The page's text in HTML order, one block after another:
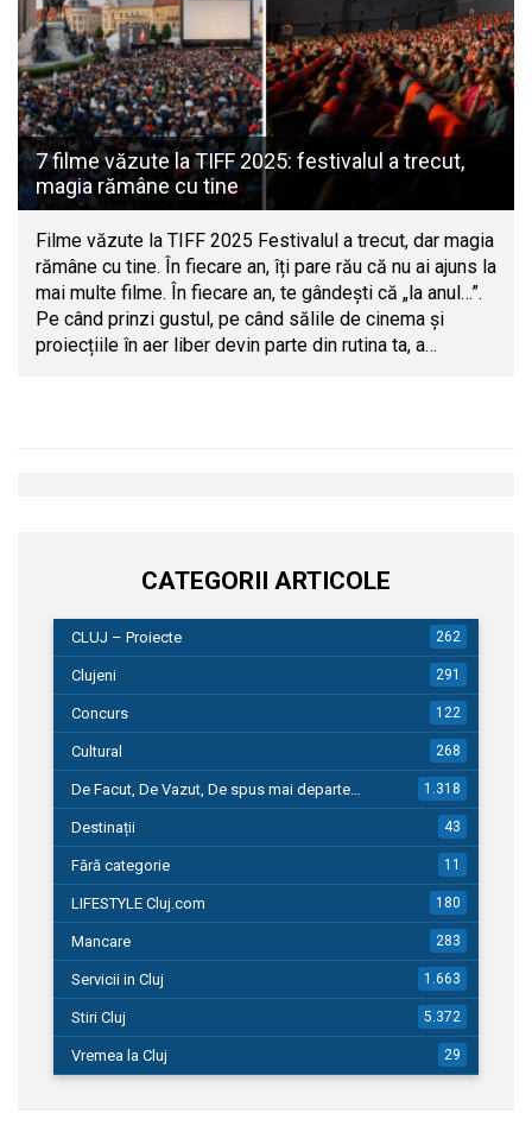
7 filme văzute la TIFF 2025: festivalul a trecut,
magia rămâne cu tine
Filme văzute la TIFF 2025 Festivalul a trecut, dar magia
rămâne cu tine. În fiecare an, îți pare rău că nu ai ajuns la
mai multe filme. În fiecare an, te gândești că „la anul…”.
Pe când prinzi gustul, pe când sălile de cinema și
proiecțiile în aer liber devin parte din rutina ta, a…
CATEGORII ARTICOLE
CLUJ – Proiecte 262
Clujeni 291
Concurs 122
Cultural 268
De Facut, De Vazut, De spus mai departe… 1.318
Destinații 43
Fără categorie 11
LIFESTYLE Cluj.com 180
Mancare 283
Servicii in Cluj 1.663
Stiri Cluj 5.372
Vremea la Cluj 29